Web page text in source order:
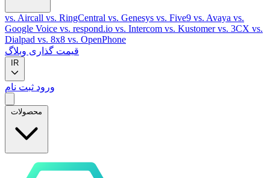
vs. Aircall vs. RingCentral vs. Genesys vs. Five9 vs. Avaya vs.
Google Voice vs. respond.io vs. Intercom vs. Kustomervs. 3CX vs.
Dialpad vs. 8x8 vs. OpenPhone
قیمت گذاری وبلاگ
IR
ورود ثبت نام
محصولات